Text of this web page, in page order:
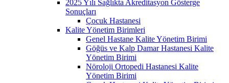
2025 Yılı Sağlıkta Akreditasyon Gösterge
Sonuçları
Çocuk Hastanesi
Kalite Yönetim Birimleri
Genel Hastane Kalite Yönetim Birimi
Göğüs ve Kalp Damar Hastanesi Kalite
Yönetim Birimi
Nöroloji Ortopedi Hastanesi Kalite
Yönetim Birimi